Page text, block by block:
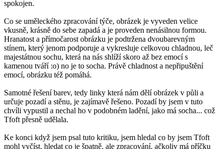
spokojen.
Co se uměleckého zpracování týče, obrázek je vyveden velice
vkusně, krásně do sebe zapadá a je proveden nenásilnou formou.
Hranatost a přímočarost obrázku je podtržena dvoubarevným
stínem, který jenom podporuje a vykresluje celkovou chladnou, leč
majestátnou sochu, která na nás shlíží skoro až bez emocí s
kamenou tváří :o) no je to socha. Právě chladnost a nepřipuštění
emocí, obrázku též pomáhá.
Samotné řešení barev, tedy linky která nám dělí obrázek v půli a
určuje pozadí a stěnu, je zajímavě řešeno. Pozadí by jsem v tuto
chvíli vypustil a nechal ho v podobném ladění, jako má socha... což
Tfoft přesně udělala.
Ke konci když jsem psal tuto kritiku, jsem hledal co by jsem Tfoft
mohl vyčíst, hledat co je špatně, ale zpracování, ačkoliv má příčku